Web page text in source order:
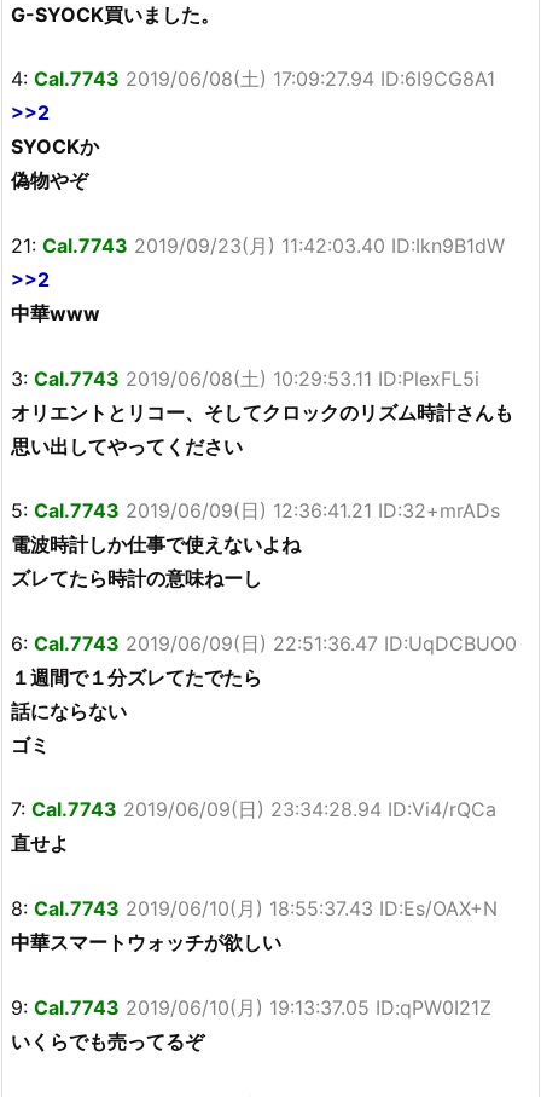
G-SYOCK買いました。
4: Cal.7743 2019/06/08(土) 17:09:27.94 ID:6I9CG8A1
>>2
SYOCKか
偽物やぞ
21: Cal.7743 2019/09/23(月) 11:42:03.40 ID:Ikn9B1dW
>>2
中華www
3: Cal.7743 2019/06/08(土) 10:29:53.11 ID:PlexFL5i
オリエントとリコー、そしてクロックのリズム時計さんも
思い出してやってください
5: Cal.7743 2019/06/09(日) 12:36:41.21 ID:32+mrADs
電波時計しか仕事で使えないよね
ズレてたら時計の意味ねーし
6: Cal.7743 2019/06/09(日) 22:51:36.47 ID:UqDCBUO0
１週間で１分ズレてたでたら
話にならない
ゴミ
7: Cal.7743 2019/06/09(日) 23:34:28.94 ID:Vi4/rQCa
直せよ
8: Cal.7743 2019/06/10(月) 18:55:37.43 ID:Es/OAX+N
中華スマートウォッチが欲しい
9: Cal.7743 2019/06/10(月) 19:13:37.05 ID:qPW0I21Z
いくらでも売ってるぞ